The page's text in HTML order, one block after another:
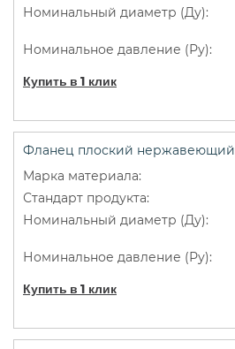
Купить в 1 клик
Фланец плоский нержавеющий
Купить в 1 клик